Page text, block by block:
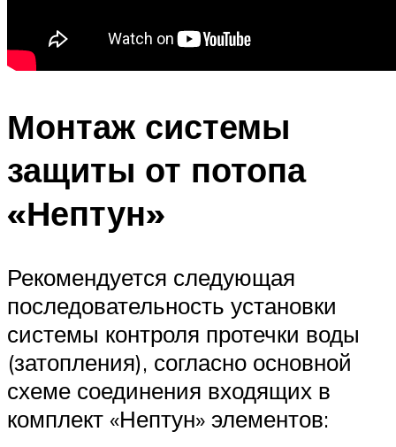
Монтаж системы
защиты от потопа
«Нептун»
Рекомендуется следующая
последовательность установки
системы контроля протечки воды
(затопления), согласно основной
схеме соединения входящих в
комплект «Нептун» элементов: